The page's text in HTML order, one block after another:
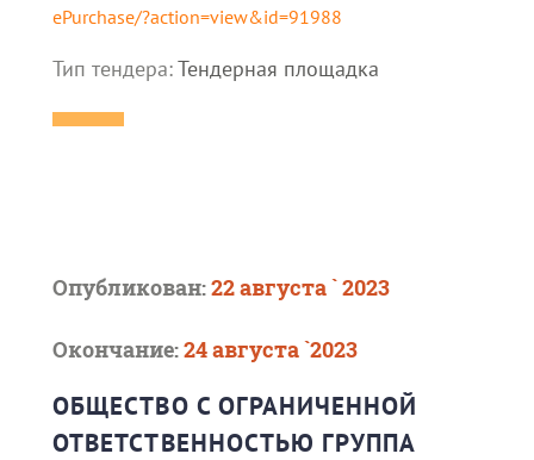
ePurchase/?action=view&id=91988
Тип тендера:Тендерная площадка
Опубликован:22 августа ` 2023
Окончание:24 августа `2023
ОБЩЕСТВО С ОГРАНИЧЕННОЙ
ОТВЕТСТВЕННОСТЬЮ ГРУППА